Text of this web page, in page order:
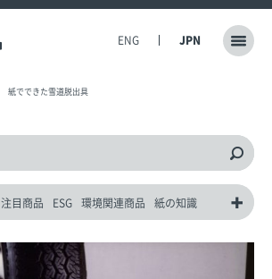
ENG JPN
紙でできた雪道脱出具
注目商品 ESG 環境関連商品 紙の知識